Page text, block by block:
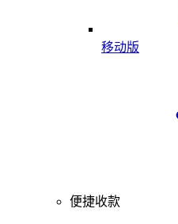
移动版
便捷收款